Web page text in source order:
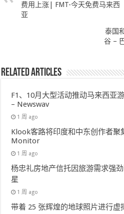
费用上涨| FMT-今天免费马来西
亚
泰国
谷 –
Related Articles
F1、10月大型活动推动马来西亚
– Newswav
1 周 ago
Klook客路将印度和中东创作者
Monitor
1 周 ago
杨忠礼房地产信托因旅游需求强
星
1 周 ago
带着 25 张辉煌的地球照片进行虚